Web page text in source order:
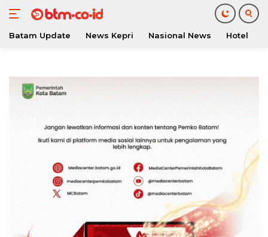
konten
Batam Update News Kepri Nasional News Hotel